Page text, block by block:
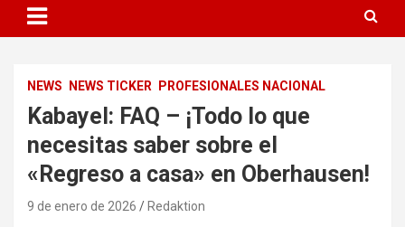
NEWS NEWS TICKER PROFESIONALES NACIONAL
Kabayel: FAQ – ¡Todo lo que
necesitas saber sobre el
«Regreso a casa» en Oberhausen!
9 de enero de 2026 Redaktion